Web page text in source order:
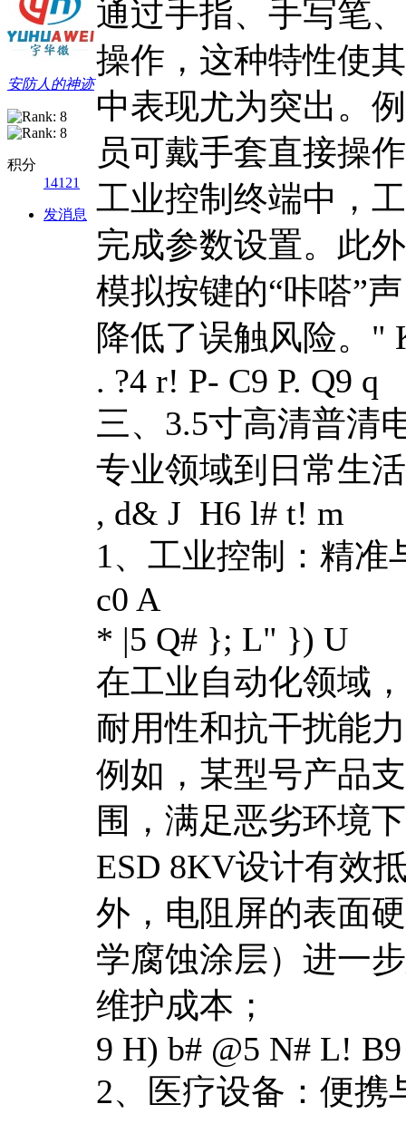
安防人的神迹
积分
14121
发消息
通过手指、手写笔
操作，这种特性使
中表现尤为突出。
员可戴手套直接操
工业控制终端中，
完成参数设置。此
模拟按键的“咔嗒”
降低了误触风险。 "
. ?4 r! P- C9 P. Q9 q
三、3.5寸高清普清
专业领域到日常生
, d& J H6 l# t! m
1、工业控制：精准
c0 A
* |5 Q# }; L" }) U
在工业自动化领域
耐用性和抗干扰能
例如，某型号产品
围，满足恶劣环境
ESD 8KV设计有效
外，电阻屏的表面
学腐蚀涂层）进一
维护成本；
9 H) b# @5 N# L!
2、医疗设备：便携